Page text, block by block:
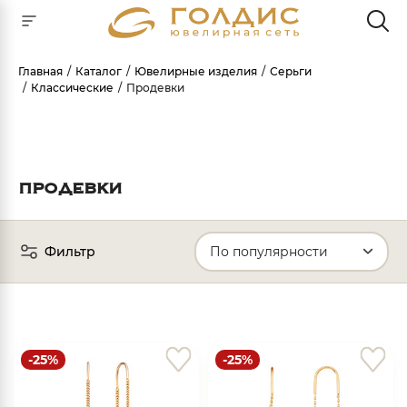
Главная Каталог Ювелирные изделия
Серьги
Классические
Продевки
ПРОДЕВКИ
Фильтр
-25% -25%
Для клиентов всех банков
ОПЛАТУ
ГРАФИК ПЛАТЕЖЕЙ
25%